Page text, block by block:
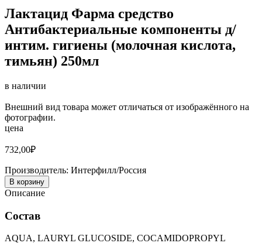
Лактацид Фарма средство
Антибактериальные компоненты д/
интим. гигиены (молочная кислота,
тимьян) 250мл
в наличии
Внешний вид товара может отличаться от изображённого на
фотографии.
цена
732,00₽
Производитель: Интерфилл/Россия
В корзину
Описание
Состав
AQUA, LAURYL GLUCOSIDE, COCAMIDOPROPYL